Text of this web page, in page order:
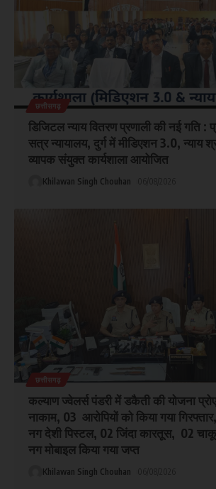
छत्तीसगढ़
डिजिटल न्याय वितरण प्रणाली की नई गति :
सत्र न्यायालय, दुर्ग में मीडिएशन 3.0, न्याय
व्यापक संयुक्त कार्यशाला आयोजित
Khilawan Singh Chouhan
छत्तीसगढ़
कल्याण ज्वेलर्स पंडरी में डकैती की योजना
नाकाम, 03 आरोपियों को किया गया
नग देशी पिस्टल, 02 जिंदा कारतूस, 02 चाकू
नग मोबाइल किया गया जप्त
Khilawan Singh Chouhan